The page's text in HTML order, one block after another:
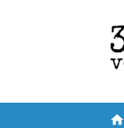
home